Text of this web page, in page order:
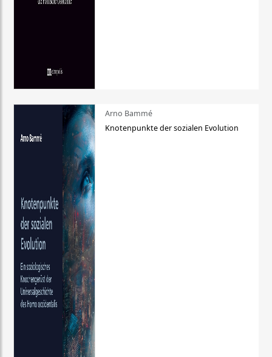
Arno Bammé
Knotenpunkte der sozialen Evolution